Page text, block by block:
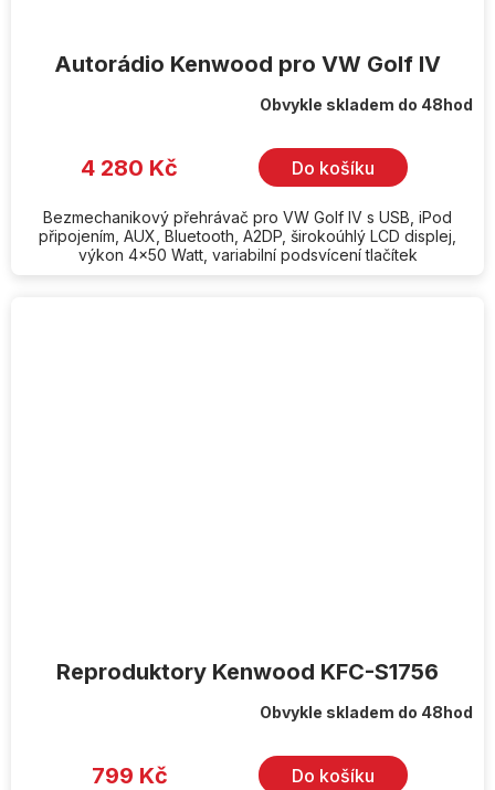
Autorádio Kenwood pro VW Golf IV
hvězdiček.
Obvykle skladem do 48hod
4 280 Kč Do košíku
Bezmechanikový přehrávač pro VW Golf IV s USB, iPod
připojením, AUX, Bluetooth, A2DP, širokoúhlý LCD displej,
výkon 4x50 Watt, variabilní podsvícení tlačítek
Reproduktory Kenwood KFC-S1756
Obvykle skladem do 48hod
799 Kč Do košíku